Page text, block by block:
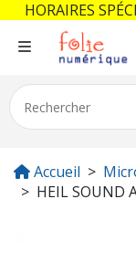
Accueil
HEIL SOUND
HORAIRES